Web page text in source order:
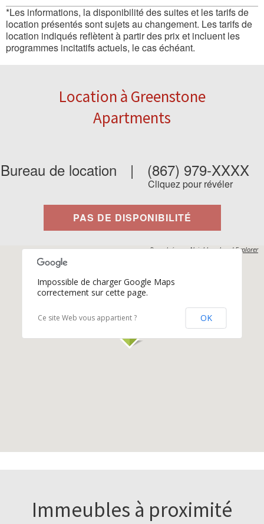
*Les informations, la disponibilité des suites et les tarifs de
location présentés sont sujets au changement. Les tarifs de
location indiqués reflètent à partir des prix et incluent les
programmes incitatifs actuels, le cas échéant.
Location à Greenstone
Apartments
Bureau de location | (867) 979-XXXX
Cliquez pour révéler
PAS DE DISPONIBILITÉ
Propulsés parNeighbourhood Explorer
Impossible de charger Google Maps
correctement sur cette page.
Ce site Web vous appartient ? OK
Immeubles à proximité